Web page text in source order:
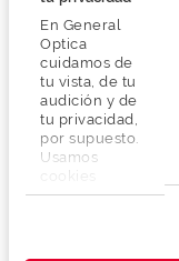
En General
Optica
cuidamos de
tu vista, de tu
audición y de
tu privacidad,
por supuesto.
Usamos
propias y de